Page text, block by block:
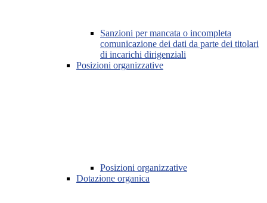
Sanzioni per mancata o incompleta
comunicazione dei dati da parte dei titolari
di incarichi dirigenziali
Posizioni organizzative
Posizioni organizzative
Dotazione organica